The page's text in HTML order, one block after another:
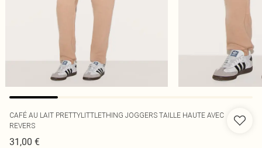
CAFÉ AU LAIT PRETTYLITTLETHING JOGGERS TAILLE HAUTE AVEC
REVERS
31,00 €